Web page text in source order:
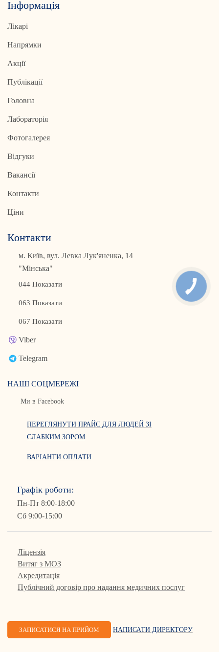
Графік роботи:
Пн-Пт 8:00-18:00
Сб 9:00-15:00
Ліцензія
Витяг з МОЗ
Акредитація
Публічний договір про надання медичних послуг
ЗАПИСАТИСЯ НА ПРИЙОМ НАПИСАТИ ДИРЕКТОРУ
Інформація
Лікарі
Напрямки
Акції
Публікації
Головна
Лабораторія
Фотогалерея
Відгуки
Вакансії
Контакти
Ціни
Контакти
м. Київ, вул. Левка Лук'яненка, 14
"Мінська"
044 Показати
063 Показати
067 Показати
Viber
Telegram
НАШІ СОЦМЕРЕЖІ
Ми в Facebook
ПЕРЕГЛЯНУТИ ПРАЙС ДЛЯ ЛЮДЕЙ ЗІ
СЛАБКИМ ЗОРОМ
ВАРІАНТИ ОПЛАТИ